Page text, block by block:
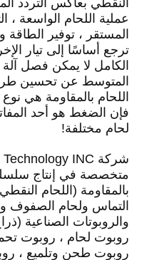
النقطي بعاكس التردد
عملية اللحام الواسعة ،
المستقر ، توفير الطاقة
ترجع أساسًا إلى تيار
الكامل لا يمكن فصل آلة
المتوسط ​​عن تحسين
اللحام بالمقاومة هي
فإن الضغط هو أحد
لحام مختلفة!
متخصصة في إنتاج
بالمقاومة (اللحام
التماس ولحام الصفوف
والروبوتات الصناعية
روبوت لحام ، روبوت
روبوت طحن وتلميع ،